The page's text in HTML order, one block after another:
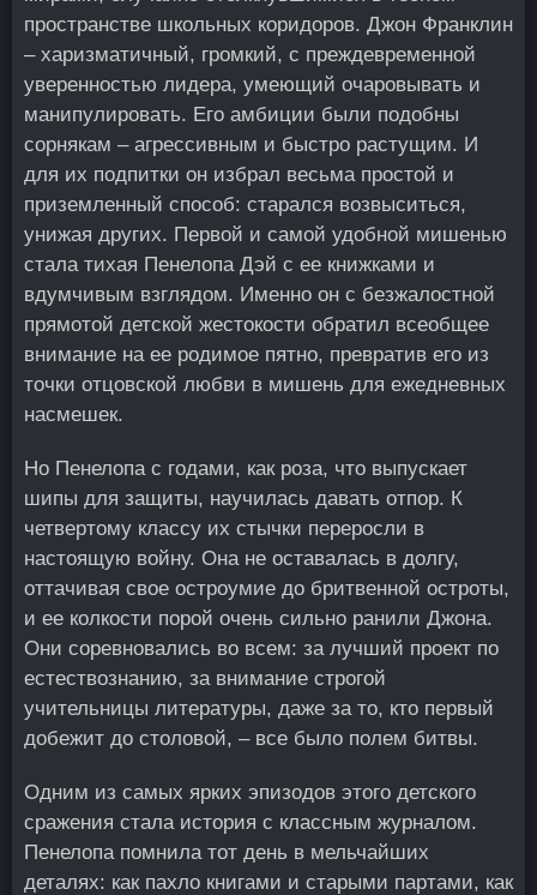
пространстве школьных коридоров. Джон Франклин
– харизматичный, громкий, с преждевременной
уверенностью лидера, умеющий очаровывать и
манипулировать. Его амбиции были подобны
сорнякам – агрессивным и быстро растущим. И
для их подпитки он избрал весьма простой и
приземленный способ: старался возвыситься,
унижая других. Первой и самой удобной мишенью
стала тихая Пенелопа Дэй с ее книжками и
вдумчивым взглядом. Именно он с безжалостной
прямотой детской жестокости обратил всеобщее
внимание на ее родимое пятно, превратив его из
точки отцовской любви в мишень для ежедневных
насмешек.
Но Пенелопа с годами, как роза, что выпускает
шипы для защиты, научилась давать отпор. К
четвертому классу их стычки переросли в
настоящую войну. Она не оставалась в долгу,
оттачивая свое остроумие до бритвенной остроты,
и ее колкости порой очень сильно ранили Джона.
Они соревновались во всем: за лучший проект по
естествознанию, за внимание строгой
учительницы литературы, даже за то, кто первый
добежит до столовой, – все было полем битвы.
Одним из самых ярких эпизодов этого детского
сражения стала история с классным журналом.
Пенелопа помнила тот день в мельчайших
деталях: как пахло книгами и старыми партами, как